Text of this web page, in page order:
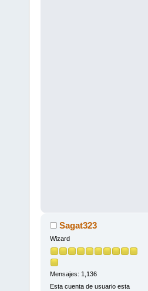
Sagat323
Wizard
Mensajes: 1,136
Esta cuenta de usuario esta